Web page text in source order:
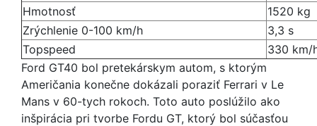
Hmotnosť
1520 kg
Zrýchlenie 0-100 km/h
3,3 s
Topspeed
330 km/
Ford GT40 bol pretekárskym autom, s ktorým
Američania konečne dokázali poraziť Ferrari v Le
Mans v 60-tych rokoch. Toto auto poslúžilo ako
inšpirácia pri tvorbe Fordu GT, ktorý bol súčasťou